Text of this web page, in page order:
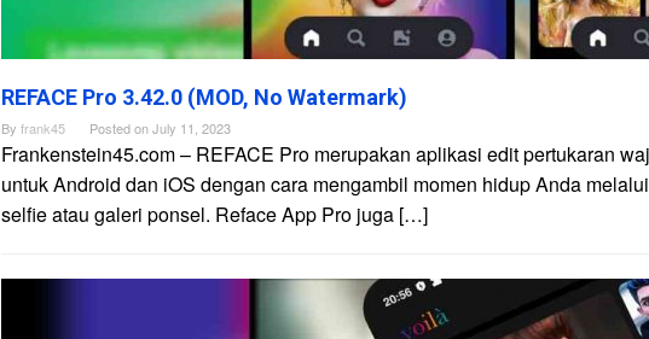
REFACE Pro 3.42.0 (MOD, No Watermark)
By frank45 Posted onJuly 11, 2023
Frankenstein45.com – REFACE Pro merupakan aplikasi edit pertukaran
untuk Android dan iOS dengan cara mengambil momen hidup Anda
selfie atau galeri ponsel. Reface App Pro juga […]